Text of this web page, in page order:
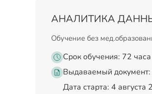
АНАЛИТИКА
Обучение без
Срок обучения: 72 часа
Выдаваемый документ:
Дата старта: 4 августа